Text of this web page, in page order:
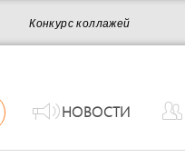
Конкурс коллажей
НОВОСТИ